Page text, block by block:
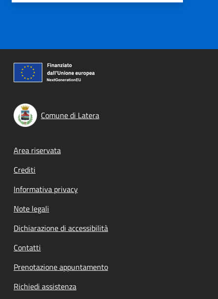
Comune di Latera
Footer menu
Area riservata
Crediti
Informativa privacy
Note legali
Dichiarazione di accessibilità
Contatti
Prenotazione appuntamento
Richiedi assistenza